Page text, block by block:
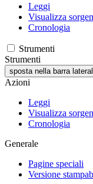
Leggi
Visualizza
Cronologia
Strumenti
Strumenti
sposta nella barra
Azioni
Leggi
Visualizza
Cronologia
Generale
Pagine speciali
Versione